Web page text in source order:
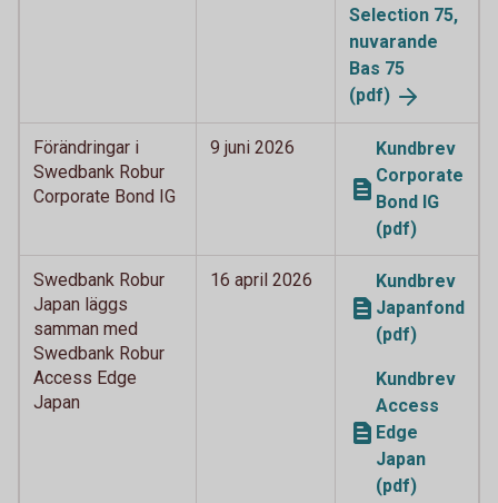
Selection 75,
nuvarande
Bas 75
(pdf)
Förändringar i
Swedbank Robur
Corporate Bond IG
9 juni 2026
Kundbrev
Corporate
Bond IG
(pdf)
Swedbank Robur
Japan läggs
samman med
Swedbank Robur
Access Edge
Japan
16 april 2026
Kundbrev
Japanfond
(pdf)
Kundbrev
Access
Edge
Japan
(pdf)